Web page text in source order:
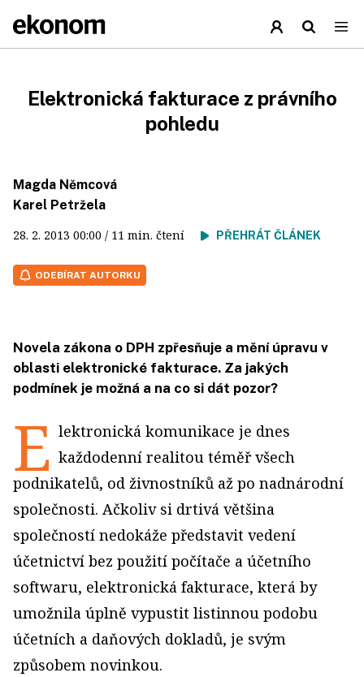
Elektronická fakturace z právního
pohledu
Magda Němcová
Karel Petržela
28. 2. 2013 00:00 / 11 min. čtení PŘEHRÁT ČLÁNEK
ODEBÍRAT AUTORKU
Novela zákona o DPH zpřesňuje a mění úpravu v
oblasti elektronické fakturace. Za jakých
podmínek je možná a na co si dát pozor?
E lektronická komunikace je dnes
každodenní realitou téměř všech
podnikatelů, od živnostníků až po nadnárodní
společnosti. Ačkoliv si drtivá většina
společností nedokáže představit vedení
účetnictví bez použití počítače a účetního
softwaru, elektronická fakturace, která by
umožnila úplně vypustit listinnou podobu
účetních a daňových dokladů, je svým
způsobem novinkou.